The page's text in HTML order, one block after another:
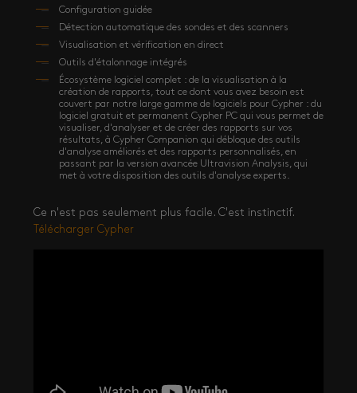
Configuration guidée
Détection automatique des sondes et des scanners
Visualisation et vérification en direct
Outils d'étalonnage intégrés
Écosystème logiciel complet : de la visualisation à la
création de rapports, tout ce dont vous avez besoin est
couvert par notre large gamme de logiciels pour Cypher : du
logiciel gratuit et permanent Cypher PC qui vous permet de
visualiser, d'analyser et de créer des rapports sur vos
résultats, à Cypher Companion qui débloque des outils
d'analyse améliorés et des rapports personnalisés, en
passant par la version avancée Ultravision Analysis, qui
met à votre disposition des outils d'analyse experts.
Ce n'est pas seulement plus facile. C'est instinctif.
Télécharger Cypher